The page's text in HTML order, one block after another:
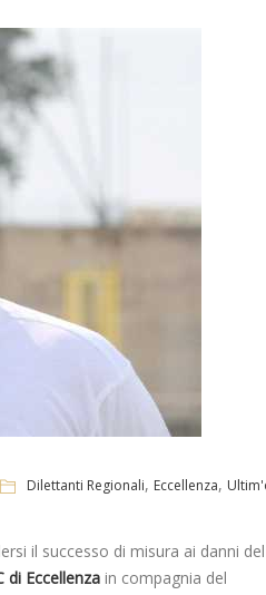
Dilettanti Regionali, Eccellenza,
il successo di misura ai danni del
di Eccellenza in compagnia del